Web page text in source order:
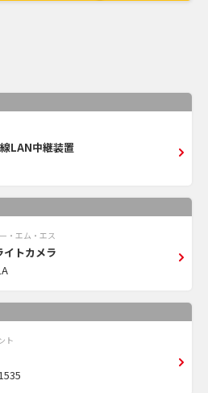
LAN中継装置
・エム・エス
トカメラ
ト